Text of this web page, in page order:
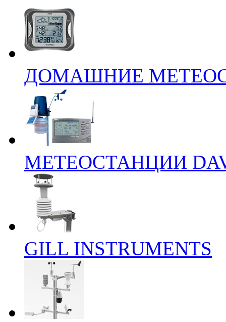
ДОМАШНИЕ
МЕТЕОСТАНЦИИ
GILL INSTRUMENTS